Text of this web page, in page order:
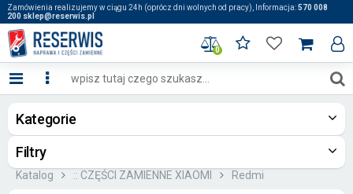
Zamówienia realizujemy w ciągu 24h (oprócz dni wolnych od pracy), Informacja:570 008
200 sklep@reserwis.pl
0
Kategorie
Filtry
Katalog :: CZĘŚCI ZAMIENNE XIAOMI Redmi